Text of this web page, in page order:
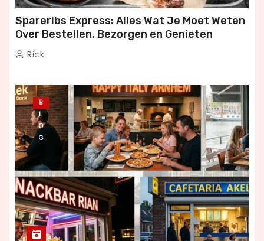
Spareribs Express: Alles Wat Je Moet Weten
Over Bestellen, Bezorgen en Genieten
Rick
B
L
O
G